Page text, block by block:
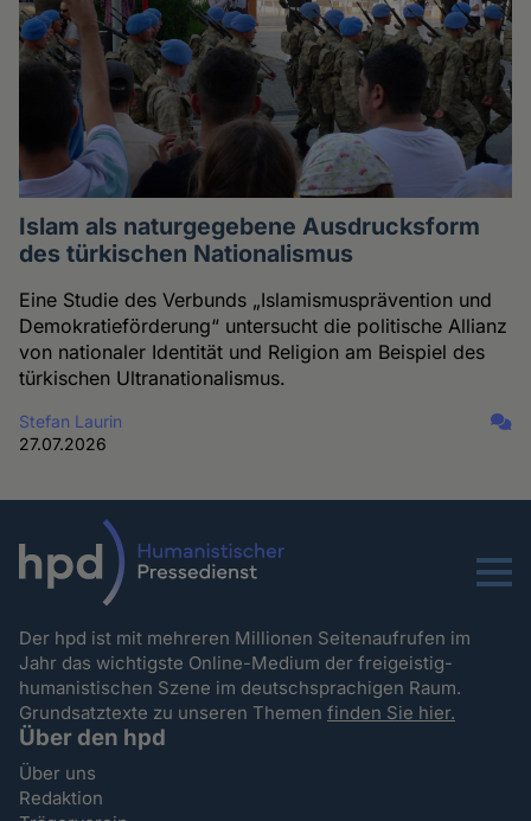
Islam als naturgegebene Ausdrucksform
des türkischen Nationalismus
Eine Studie des Verbunds „Islamismusprävention und
Demokratieförderung“ untersucht die politische Allianz
von nationaler Identität und Religion am Beispiel des
türkischen Ultranationalismus.
Stefan Laurin
27.07.2026
Menu
Der hpd ist mit mehreren Millionen Seitenaufrufen im
Jahr das wichtigste Online-Medium der freigeistig-
humanistischen Szene im deutschsprachigen Raum.
Grundsatztexte zu unseren Themenfinden Sie hier.
Über den hpd
Über uns
Redaktion